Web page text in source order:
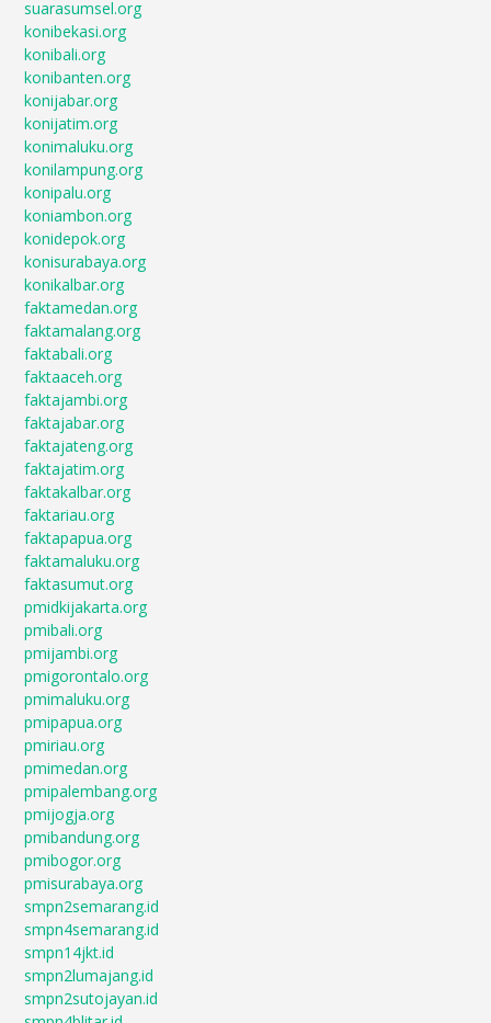
suarasumsel.org
konibekasi.org
konibali.org
konibanten.org
konijabar.org
konijatim.org
konimaluku.org
konilampung.org
konipalu.org
koniambon.org
konidepok.org
konisurabaya.org
konikalbar.org
faktamedan.org
faktamalang.org
faktabali.org
faktaaceh.org
faktajambi.org
faktajabar.org
faktajateng.org
faktajatim.org
faktakalbar.org
faktariau.org
faktapapua.org
faktamaluku.org
faktasumut.org
pmidkijakarta.org
pmibali.org
pmijambi.org
pmigorontalo.org
pmimaluku.org
pmipapua.org
pmiriau.org
pmimedan.org
pmipalembang.org
pmijogja.org
pmibandung.org
pmibogor.org
pmisurabaya.org
smpn2semarang.id
smpn4semarang.id
smpn14jkt.id
smpn2lumajang.id
smpn2sutojayan.id